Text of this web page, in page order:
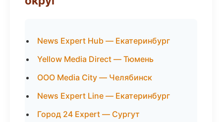
News Expert Hub — Екатеринбург
Yellow Media Direct — Тюмень
ООО Media City — Челябинск
News Expert Line — Екатеринбург
Город 24 Expert — Сургут